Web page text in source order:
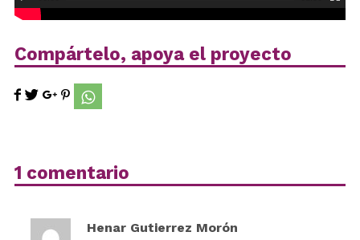
Compártelo, apoya el proyecto
1 comentario
Henar Gutierrez Morón